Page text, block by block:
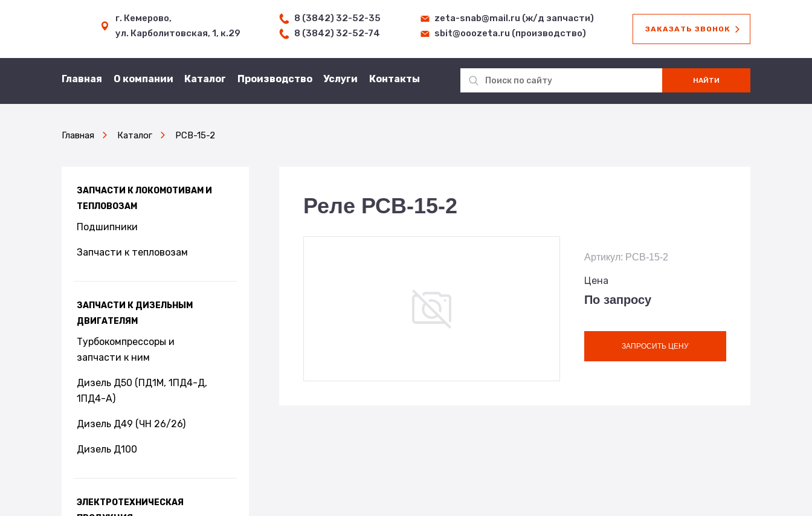
г. Кемерово,
ул. Карболитовская, 1, к.29
8 (3842) 32-52-35
8 (3842) 32-52-74
zeta-snab@mail.ru (ж/д запчасти)
sbit@ooozeta.ru (производство)
ЗАКАЗАТЬ ЗВОНОК
Главная О компании Каталог Производство Услуги Контакты
Главная Каталог РСВ-15-2
ЗАПЧАСТИ К ЛОКОМОТИВАМ И
ТЕПЛОВОЗАМ
Подшипники
Запчасти к тепловозам
ЗАПЧАСТИ К ДИЗЕЛЬНЫМ
ДВИГАТЕЛЯМ
Турбокомпрессоры и
запчасти к ним
Дизель Д50 (ПД1М, 1ПД4-Д,
1ПД4-А)
Дизель Д49 (ЧН 26/26)
Дизель Д100
ЭЛЕКТРОТЕХНИЧЕСКАЯ
Реле РСВ-15-2
Артикул: РСВ-15-2
Цена
По запросу
ЗАПРОСИТЬ ЦЕНУ